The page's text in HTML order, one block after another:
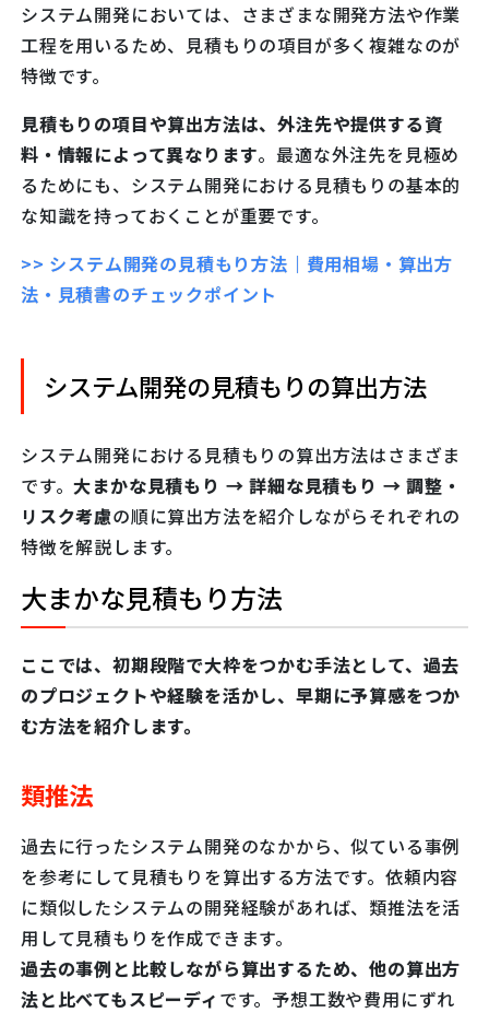
システム開発においては、さまざまな開発方法や作業
工程を用いるため、見積もりの項目が多く複雑なのが
特徴です。
見積もりの項目や算出方法は、外注先や提供する資
料・情報によって異なります。最適な外注先を見極め
るためにも、システム開発における見積もりの基本的
な知識を持っておくことが重要です。
>> システム開発の見積もり方法｜費用相場・算出方
法・見積書のチェックポイント
システム開発の見積もりの算出方法
システム開発における見積もりの算出方法はさまざま
です。大まかな見積もり → 詳細な見積もり → 調整・
リスク考慮の順に算出方法を紹介しながらそれぞれの
特徴を解説します。
大まかな見積もり方法
ここでは、初期段階で大枠をつかむ手法として、過去
のプロジェクトや経験を活かし、早期に予算感をつか
む方法を紹介します。
類推法
過去に行ったシステム開発のなかから、似ている事例
を参考にして見積もりを算出する方法です。依頼内容
に類似したシステムの開発経験があれば、類推法を活
用して見積もりを作成できます。
過去の事例と比較しながら算出するため、他の算出方
法と比べてもスピーディ です。予想工数や費用にずれ